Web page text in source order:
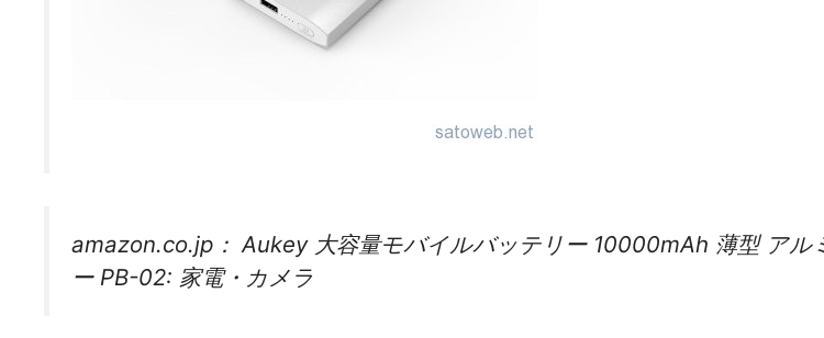
amazon.co.jp： Aukey 大容量モバイルバッテリー 10000mAh 薄型 アル
ー PB-02: 家電・カメラ